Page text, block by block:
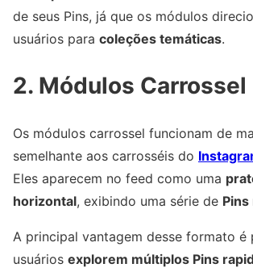
de seus Pins, já que os módulos
usuários para coleções temáticas.
2. Módulos Carrossel
Os módulos carrossel funcionam de
semelhante aos carrosséis do
Eles aparecem no feed como uma
horizontal, exibindo uma série de
A principal vantagem desse formato é
usuários explorem múltiplos Pins